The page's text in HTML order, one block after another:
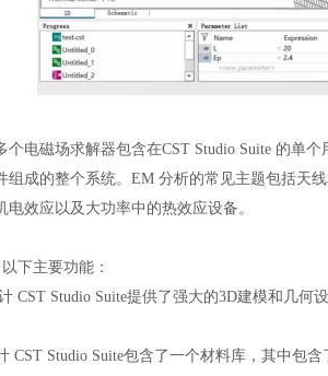
个电磁场求解器包含在CST Studio Suite 的单
组成的整个系统。EM 分析的常见主题包括天
效应以及大功率中的热效应设备。
下主要功能：
CST Studio Suite提供了强大的3D建模和几
CST Studio Suite包含了一个材料库，其中包